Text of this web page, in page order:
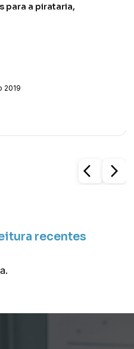
para a pirataria,
2019
arrow_back_ios arrow_forward_ios
recentes